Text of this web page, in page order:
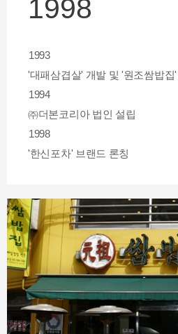
1998
1993
'대패삼겹살' 개발 및 '원조쌈밥집
1994
㈜더본코리아 법인 설립
1998
'한신포차' 브랜드 론칭